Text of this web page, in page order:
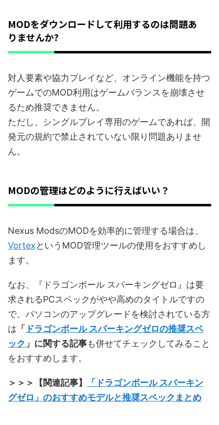
MODをダウンロードして利用するのは問題あ
りませんか?
対人要素や協力プレイなど、オンライン機能を持つ
ゲームでのMOD利用はゲームバランスを崩壊させ
るため推奨できません。
ただし、シングルプレイ専用のゲームであれば、開
発元の規約で禁止されていない限り問題ありませ
ん。
MODの管理はどのように行えばいい？
Nexus ModsのMODを効率的に管理する場合は、
VortexというMOD管理ツールの使用をおすすめし
ます。
なお、『ドラゴンボール スパーキングゼロ』は要
求されるPCスペックがやや高めのタイトルですの
で、パソコンのアップグレードを検討されている方
は 「 ドラゴンボール スパーキングゼロの推奨スペ
ック 」に関する記事も併せてチェックしてみること
をおすすめします。
＞＞＞【関連記事】
「ドラゴンボール スパーキン
グゼロ」のおすすめモデルと推奨スペックまとめ